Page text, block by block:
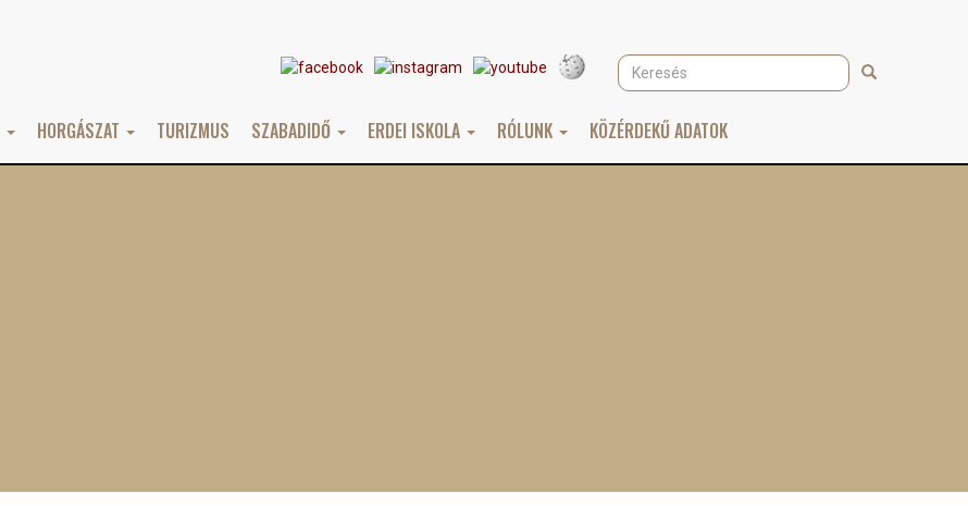
Keresés Keresés
HORGÁSZAT TURIZMUS SZABADIDŐ ERDEI ISKOLA RÓLUNK KÖZÉRDEKŰ ADATOK